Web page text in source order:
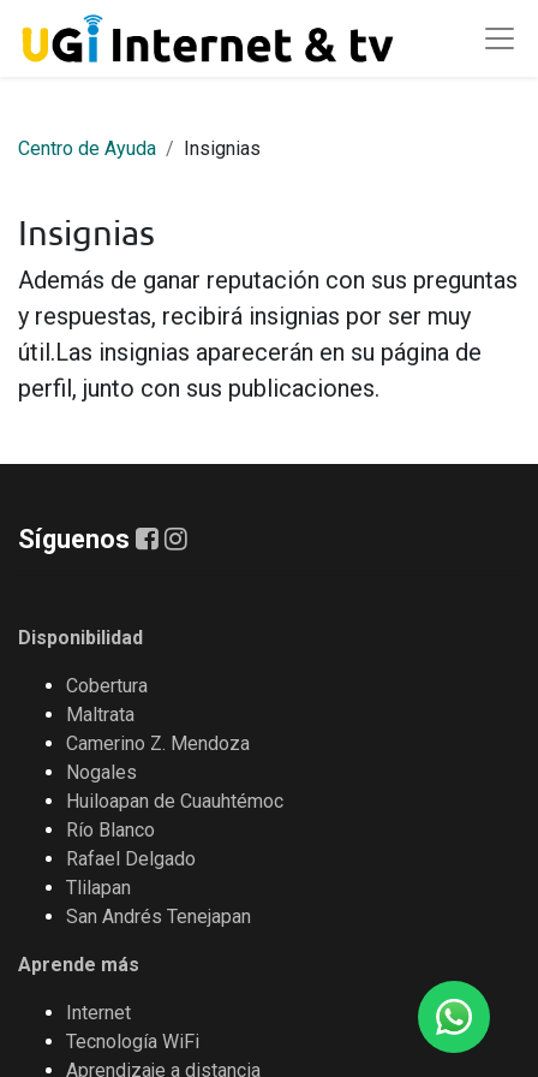
Centro de Ayuda Insignias
Insignias
Además de ganar reputación con sus preguntas
y respuestas, recibirá insignias por ser muy
útil.Las insignias aparecerán en su página de
perfil, junto con sus publicaciones.
Síguenos
Disponibilidad
Cobertura
Maltrata
Camerino Z. Mendoza
Nogales
Huiloapan de Cuauhtémoc
Río Blanco
Rafael Delgado
Tlilapan
San Andrés Tenejapan
Aprende más
Internet
Tecnología WiFi
Aprendizaje a distancia